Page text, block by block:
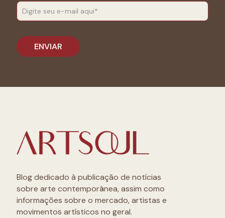
Blog dedicado à publicação de notícias
sobre arte contemporânea, assim como
informações sobre o mercado, artistas e
movimentos artísticos no geral.